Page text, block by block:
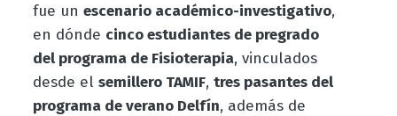
fue un escenario académico-investigativo,
en dónde cinco estudiantes de pregrado
del programa de Fisioterapia, vinculados
desde el semillero TAMIF, tres pasantes del
programa de verano Delfín, además de